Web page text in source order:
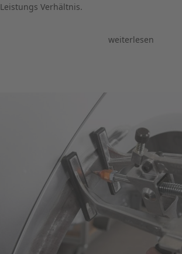
Leistungs Verhältnis.
weiterlesen